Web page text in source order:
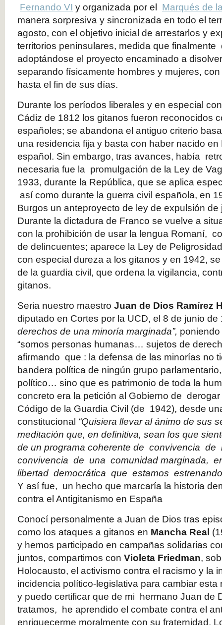
Fernando VI y organizada por el Marqués de
manera sorpresiva y sincronizada en todo el
agosto, con el objetivo inicial de arrestarlos y
territorios peninsulares, medida que finalmente
adoptándose el proyecto encaminado a
separando físicamente hombres y mujeres,
hasta el fin de sus días.
Durante los períodos liberales y en especial
Cádiz de 1812 los gitanos fueron reconocidos
españoles; se abandona el antiguo criterio
una residencia fija y basta con haber nacido
español. Sin embargo, tras avances, había
necesaria fue la promulgación de la Ley de
1933, durante la República, que se aplica
así como durante la guerra civil española, en
Burgos un anteproyecto de ley de expulsión
Durante la dictadura de Franco se vuelve a
con la prohibición de usar la lengua Romaní,
de delincuentes; aparece la Ley de
con especial dureza a los gitanos y en 1942,
de la guardia civil, que ordena la vigilancia,
gitanos.
Seria nuestro maestro Juan de Dios Ramírez
diputado en Cortes por la UCD, el 8 de junio
derechos de una minoría marginada”,
“somos personas humanas… sujetos de
afirmando que : la defensa de las minorías no
bandera política de ningún grupo
político… sino que es patrimonio de toda la
concreto era la petición al Gobierno de
Código de la Guardia Civil (de 1942), desde
constitucional “Quisiera llevar al ánimo de sus
meditación que, en definitiva, sean los que
de un programa coherente de convivencia
convivencia de una comunidad marginada,
libertad democrática que estamos
Y así fue, un hecho que marcaría la historia
contra el Antigitanismo en España
Conocí personalmente a Juan de Dios tras
como los ataques a gitanos en Mancha Real
y hemos participado en campañas solidarias
juntos, compartimos con Violeta Friedman,
Holocausto, el activismo contra el racismo y la
incidencia político-legislativa para cambiar esta
y puedo certificar que de mi hermano Juan de
tratamos, he aprendido el combate contra el
enriquecerme moralmente con su fraternidad.